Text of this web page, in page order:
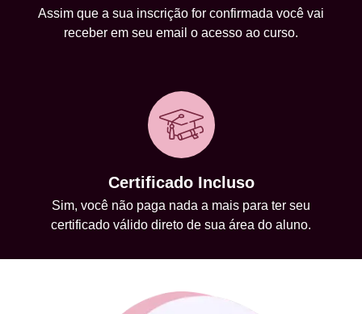
Assim que a sua inscrição for confirmada você vai
receber em seu email o acesso ao curso.
Certificado Incluso
Sim, você não paga nada a mais para ter seu
certificado válido direto de sua área do aluno.